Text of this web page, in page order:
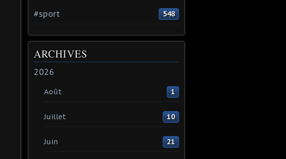
#sport 548
ARCHIVES
2026
Août 1
Juillet 10
Juin 21